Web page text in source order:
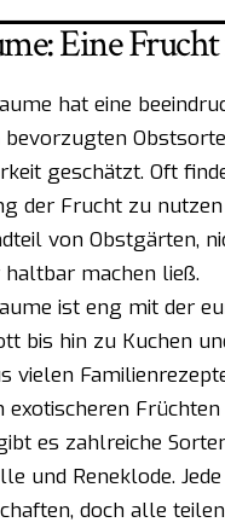
Eine
hat eine
bevorzugten
geschätzt. Oft
der Frucht zu
von Obstgärten,
machen ließ.
ist eng mit der
bis hin zu Kuchen
vielen
exotischeren
es zahlreiche
und Reneklode.
doch alle